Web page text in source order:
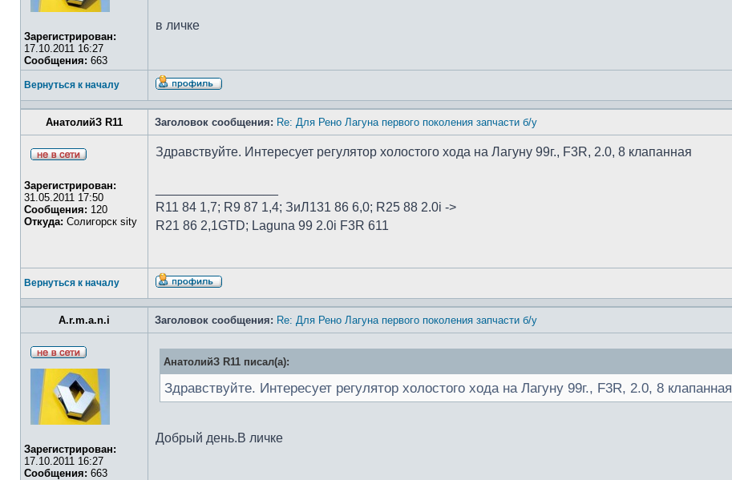
Зарегистрирован:
17.10.2011 16:27
Сообщения: 663
в личке
Вернуться к началу
АнатолийЗ R11 Заголовок сообщения: Re: Для Рено Лагуна первого поколения запчасти б/у
Зарегистрирован:
31.05.2011 17:50
Сообщения: 120
Откуда: Солигорск sity
Здравствуйте. Интересует регулятор холостого хода на Лагуну 99г., F3R, 2.0, 8 клапанная
R11 84 1,7; R9 87 1,4; ЗиЛ131 86 6,0; R25 88 2.0i ->
R21 86 2,1GTD; Laguna 99 2.0i F3R 611
Вернуться к началу
A.r.m.a.n.i Заголовок сообщения: Re: Для Рено Лагуна первого поколения запчасти б/у
Зарегистрирован:
17.10.2011 16:27
Сообщения: 663
АнатолийЗ R11 писал(а):
Здравствуйте. Интересует регулятор холостого хода на Лагуну 99г., F3R, 2.0, 8 клапанная
Добрый день.В личке